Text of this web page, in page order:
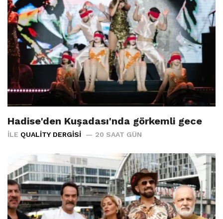
Hadise'den Kuşadası'nda görkemli gece
İLE QUALITY DERGISI 20 SAAT GÜN